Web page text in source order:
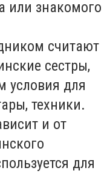
или знакомого
считают
сестры,
условия для
техники.
и от
для